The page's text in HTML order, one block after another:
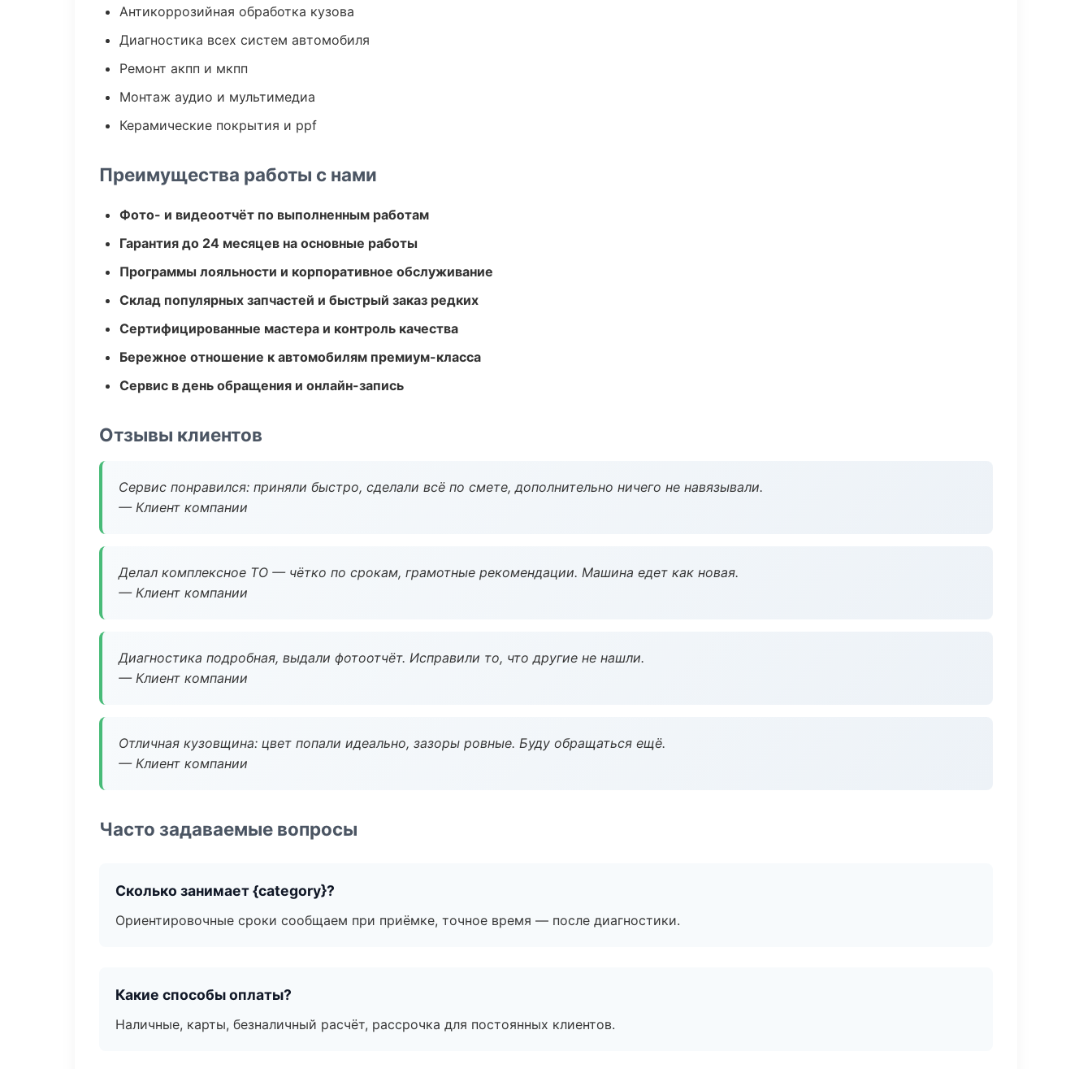
Антикоррозийная обработка кузова
Диагностика всех систем автомобиля
Ремонт акпп и мкпп
Монтаж аудио и мультимедиа
Керамические покрытия и ppf
Преимущества работы с нами
Фото- и видеоотчёт по выполненным работам
Гарантия до 24 месяцев на основные работы
Программы лояльности и корпоративное обслуживание
Склад популярных запчастей и быстрый заказ редких
Сертифицированные мастера и контроль качества
Бережное отношение к автомобилям премиум-класса
Сервис в день обращения и онлайн-запись
Отзывы клиентов
Сервис понравился: приняли быстро, сделали всё по смете, дополнительно ничего не навязывали.
— Клиент компании
Делал комплексное ТО — чётко по срокам, грамотные рекомендации. Машина едет как новая.
— Клиент компании
Диагностика подробная, выдали фотоотчёт. Исправили то, что другие не нашли.
— Клиент компании
Отличная кузовщина: цвет попали идеально, зазоры ровные. Буду обращаться ещё.
— Клиент компании
Часто задаваемые вопросы
Сколько занимает {category}?
Ориентировочные сроки сообщаем при приёмке, точное время — после диагностики.
Какие способы оплаты?
Наличные, карты, безналичный расчёт, рассрочка для постоянных клиентов.